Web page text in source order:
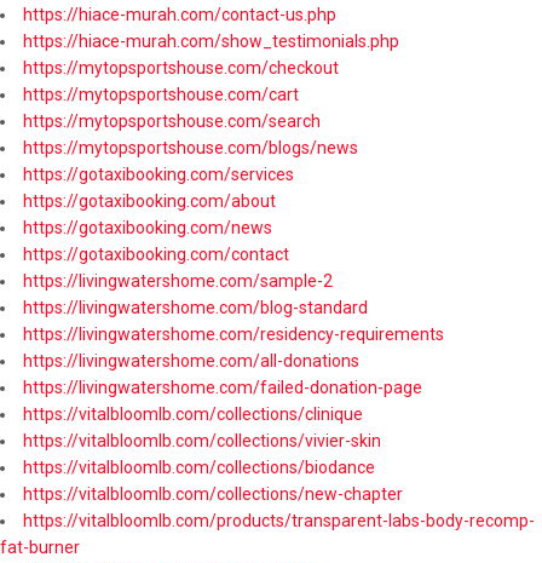
https://hiace-murah.com/contact-us.php
https://hiace-murah.com/show_testimonials.php
https://mytopsportshouse.com/checkout
https://mytopsportshouse.com/cart
https://mytopsportshouse.com/search
https://mytopsportshouse.com/blogs/news
https://gotaxibooking.com/services
https://gotaxibooking.com/about
https://gotaxibooking.com/news
https://gotaxibooking.com/contact
https://livingwatershome.com/sample-2
https://livingwatershome.com/blog-standard
https://livingwatershome.com/residency-requirements
https://livingwatershome.com/all-donations
https://livingwatershome.com/failed-donation-page
https://vitalbloomlb.com/collections/clinique
https://vitalbloomlb.com/collections/vivier-skin
https://vitalbloomlb.com/collections/biodance
https://vitalbloomlb.com/collections/new-chapter
https://vitalbloomlb.com/products/transparent-labs-body-recomp-
fat-burner